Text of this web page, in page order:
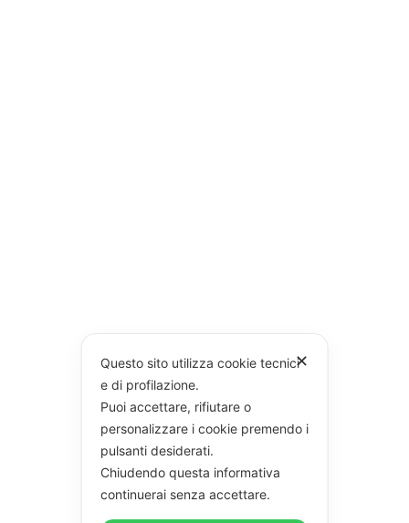
✕
Questo sito utilizza cookie tecnici
e di profilazione.
Puoi accettare, rifiutare o
personalizzare i cookie premendo i
pulsanti desiderati.
Chiudendo questa informativa
continuerai senza accettare.